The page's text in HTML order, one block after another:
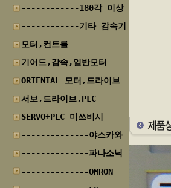
------------180각 이상
------------기타 감속기
모터,컨트롤
기어드,감속,일반모터
ORIENTAL 모터,드라이브
서보,드라이브,PLC
SERVO+PLC 미쓰비시
--------------야스카와
--------------파나소닉
--------------OMRON